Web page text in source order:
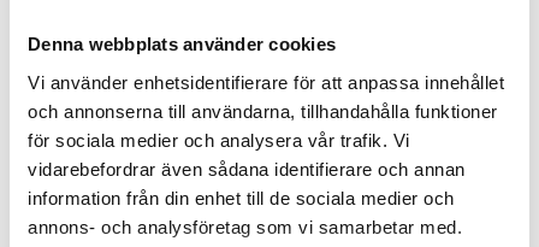
Denna webbplats använder cookies
Vi använder enhetsidentifierare för att anpassa innehållet
och annonserna till användarna, tillhandahålla funktioner
för sociala medier och analysera vår trafik. Vi
vidarebefordrar även sådana identifierare och annan
information från din enhet till de sociala medier och
annons- och analysföretag som vi samarbetar med.
Skjutpartier, Skjutdörrar med överljus
Partityp
Måttanpassat
Glas
D4-12 Dubbelhärdat Energi Argon